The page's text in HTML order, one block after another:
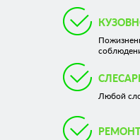
Любой